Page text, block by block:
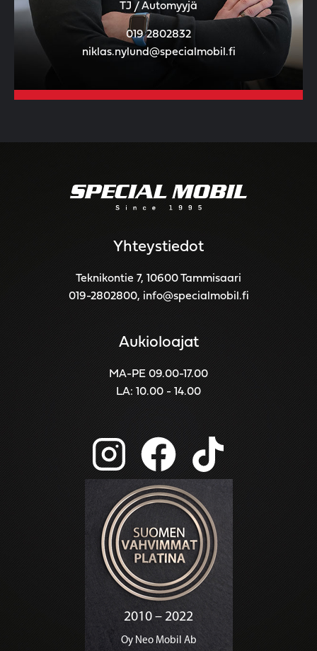
TJ / Automyyjä
019 2802832
niklas.nylund@specialmobil.fi
Yhteystiedot
Teknikontie 7, 10600 Tammisaari
019-2802800, info@specialmobil.fi
Aukioloajat
MA-PE 09.00-17.00
LA: 10.00 - 14.00